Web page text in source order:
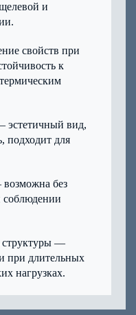
и
свойств при
к
эстетичный вид,
подходит для
без
соблюдении
структуры —
при длительных
нагрузках.